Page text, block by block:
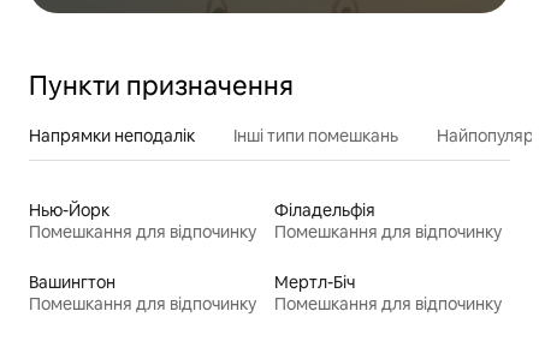
Пункти призначення
Напрямки неподалік Інші типи помешкань
Нью-Йорк
Помешкання для відпочинку
Філадельфія
Помешкання для відпочинку
Вашингтон
Помешкання для відпочинку
Мертл-Біч
Помешкання для відпочинку